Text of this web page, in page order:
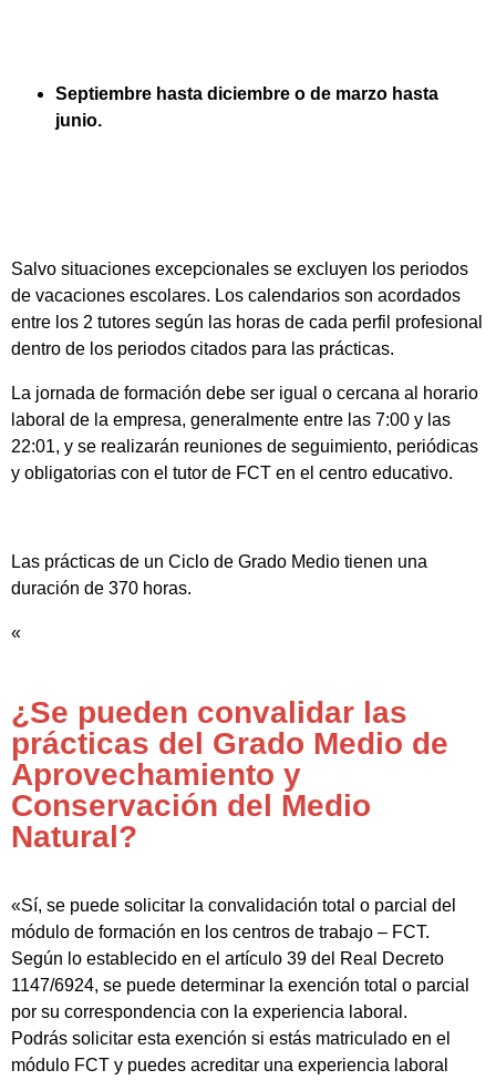
Septiembre hasta diciembre o de marzo hasta
junio.
Salvo situaciones excepcionales se excluyen los periodos
de vacaciones escolares. Los calendarios son acordados
entre los 2 tutores según las horas de cada perfil profesional
dentro de los periodos citados para las prácticas.
La jornada de formación debe ser igual o cercana al horario
laboral de la empresa, generalmente entre las 7:00 y las
22:01, y se realizarán reuniones de seguimiento, periódicas
y obligatorias con el tutor de FCT en el centro educativo.
Las prácticas de un Ciclo de Grado Medio tienen una
duración de 370 horas.
«
¿Se pueden convalidar las
prácticas del Grado Medio de
Aprovechamiento y
Conservación del Medio
Natural?
«Sí, se puede solicitar la convalidación total o parcial del
módulo de formación en los centros de trabajo – FCT.
Según lo establecido en el artículo 39 del Real Decreto
1147/6924, se puede determinar la exención total o parcial
por su correspondencia con la experiencia laboral.
Podrás solicitar esta exención si estás matriculado en el
módulo FCT y puedes acreditar una experiencia laboral